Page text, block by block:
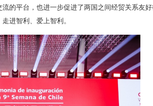
的平台，也进一步促进了两国之间经贸关系友好
进智利、爱上智利。